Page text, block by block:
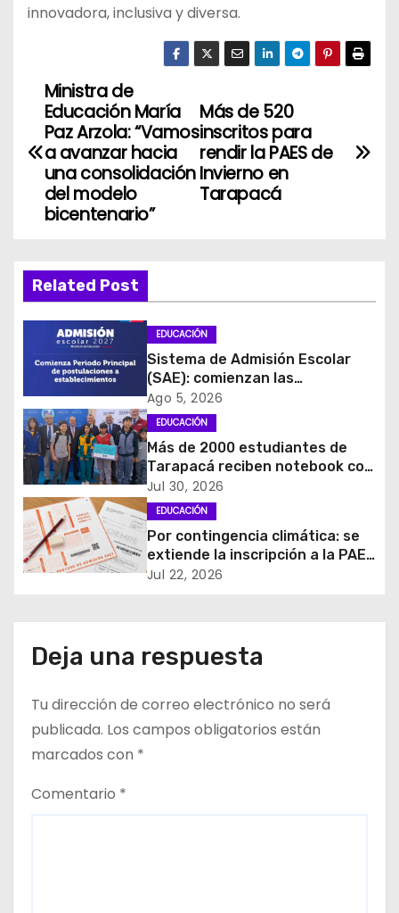
innovadora, inclusiva y diversa.
N
a
a
c
ó
n
d
e
e
r
a
d
Más de 520
inscritos para
rendir la PAES de
Invierno en
Tarapacá
Ministra de
Educación María
Paz Arzola: “Vamos
a avanzar hacia
una consolidación
del modelo
bicentenario”
Related Post
EDUCACIÓN
Sistema de Admisión Escolar
(SAE): comienzan las
postulaciones a
establecimientos para 2027
Ago 5, 2026
EDUCACIÓN
Más de 2000 estudiantes de
Tarapacá reciben notebook con
recursos pedagógicos e
internet gratis por un año
Jul 30, 2026
EDUCACIÓN
Por contingencia climática: se
extiende la inscripción a la PAES
Regular 2026
Jul 22, 2026
Deja una respuesta
Tu dirección de correo electrónico no será
publicada. Los campos obligatorios están
marcados con *
Comentario *